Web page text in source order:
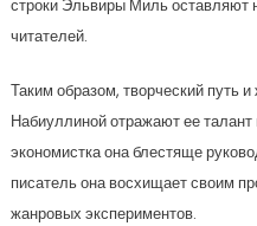
строки Эльвиры Миль оставляют
читателей.
Таким образом, творческий путь
Набиуллиной отражают ее талант
экономистка она блестяще
писатель она восхищает своим
жанровых экспериментов.